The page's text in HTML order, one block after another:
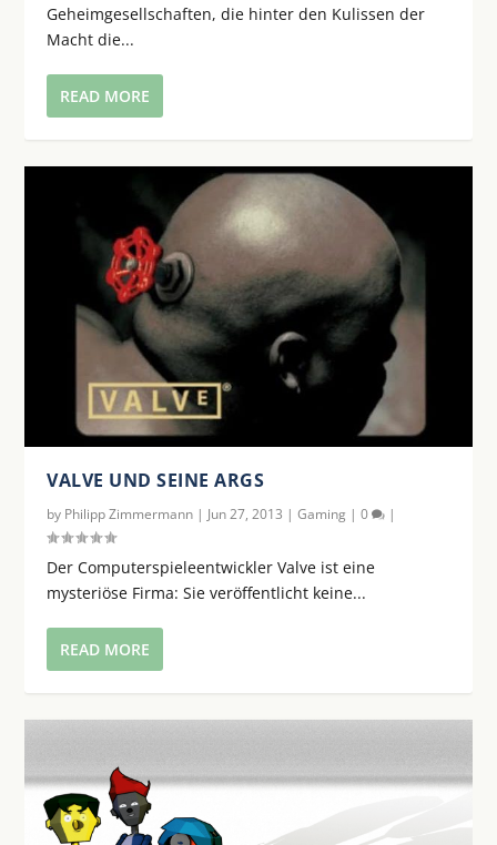
Geheimgesellschaften, die hinter den Kulissen der
Macht die...
READ MORE
VALVE UND SEINE ARGS
by Philipp Zimmermann | Jun 27, 2013 |Gaming |0 |
Der Computerspieleentwickler Valve ist eine
mysteriöse Firma: Sie veröffentlicht keine...
READ MORE